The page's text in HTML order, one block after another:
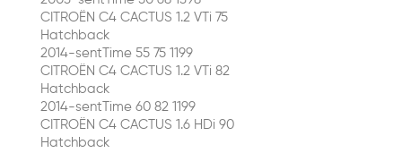
CITROËN C4 CACTUS 1.2 VTi 75
Hatchback
2014-sentTime 55 75 1199
CITROËN C4 CACTUS 1.2 VTi 82
Hatchback
2014-sentTime 60 82 1199
CITROËN C4 CACTUS 1.6 HDi 90
Hatchback